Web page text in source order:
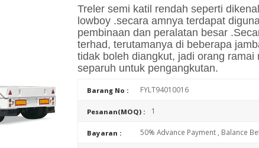
Treler semi katil rendah seperti
lowboy .secara amnya terdapat
pembinaan dan peralatan besar
terhad, terutamanya di beberapa
tidak boleh diangkut, jadi orang
separuh untuk pengangkutan.
Barang No : FYLT94010016
Pesanan(MOQ) : 1
Bayaran : 50% Advance Payment , Balance